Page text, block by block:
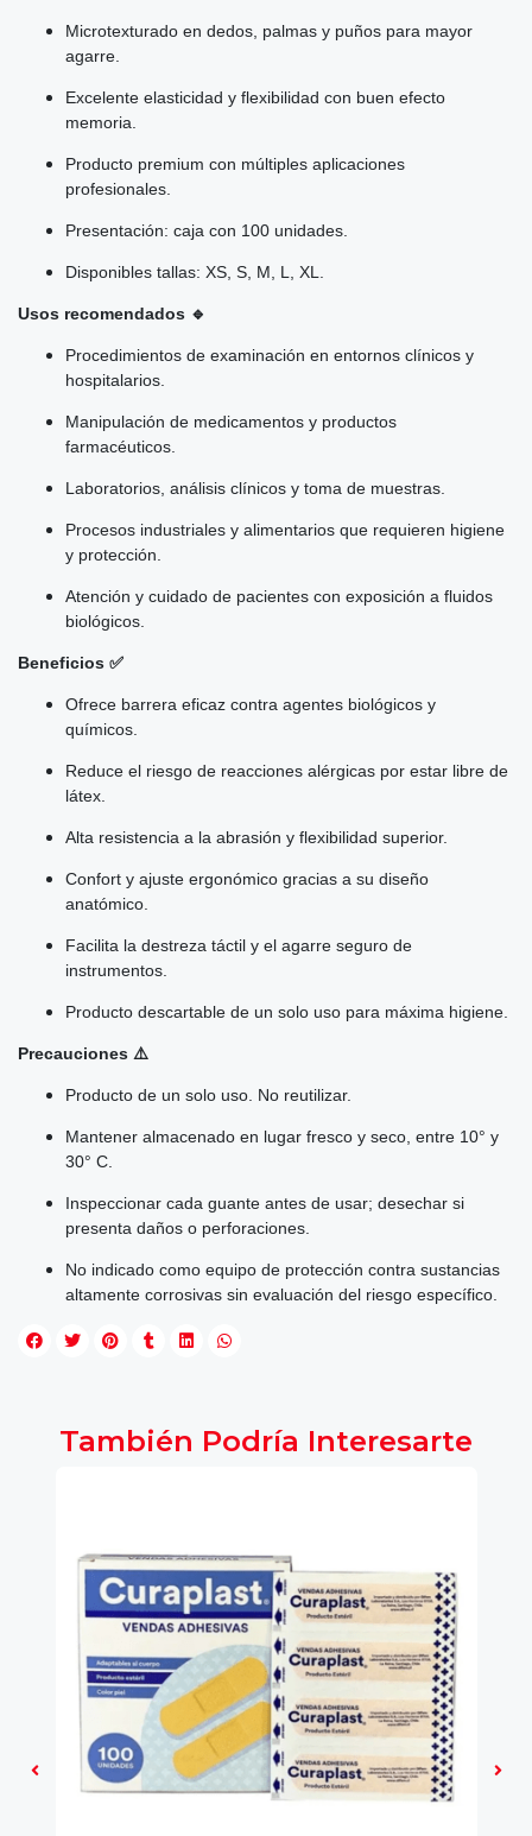
Microtexturado en dedos, palmas y puños para mayor
agarre.
Excelente elasticidad y flexibilidad con buen efecto
memoria.
Producto premium con múltiples aplicaciones
profesionales.
Presentación: caja con 100 unidades.
Disponibles tallas: XS, S, M, L, XL.
Usos recomendados 🔹
Procedimientos de examinación en entornos clínicos y
hospitalarios.
Manipulación de medicamentos y productos
farmacéuticos.
Laboratorios, análisis clínicos y toma de muestras.
Procesos industriales y alimentarios que requieren higiene
y protección.
Atención y cuidado de pacientes con exposición a fluidos
biológicos.
Beneficios ✅
Ofrece barrera eficaz contra agentes biológicos y
químicos.
Reduce el riesgo de reacciones alérgicas por estar libre de
látex.
Alta resistencia a la abrasión y flexibilidad superior.
Confort y ajuste ergonómico gracias a su diseño
anatómico.
Facilita la destreza táctil y el agarre seguro de
instrumentos.
Producto descartable de un solo uso para máxima higiene.
Precauciones ⚠️
Producto de un solo uso. No reutilizar.
Mantener almacenado en lugar fresco y seco, entre 10° y
30° C.
Inspeccionar cada guante antes de usar; desechar si
presenta daños o perforaciones.
No indicado como equipo de protección contra sustancias
altamente corrosivas sin evaluación del riesgo específico.
También Podría Interesarte